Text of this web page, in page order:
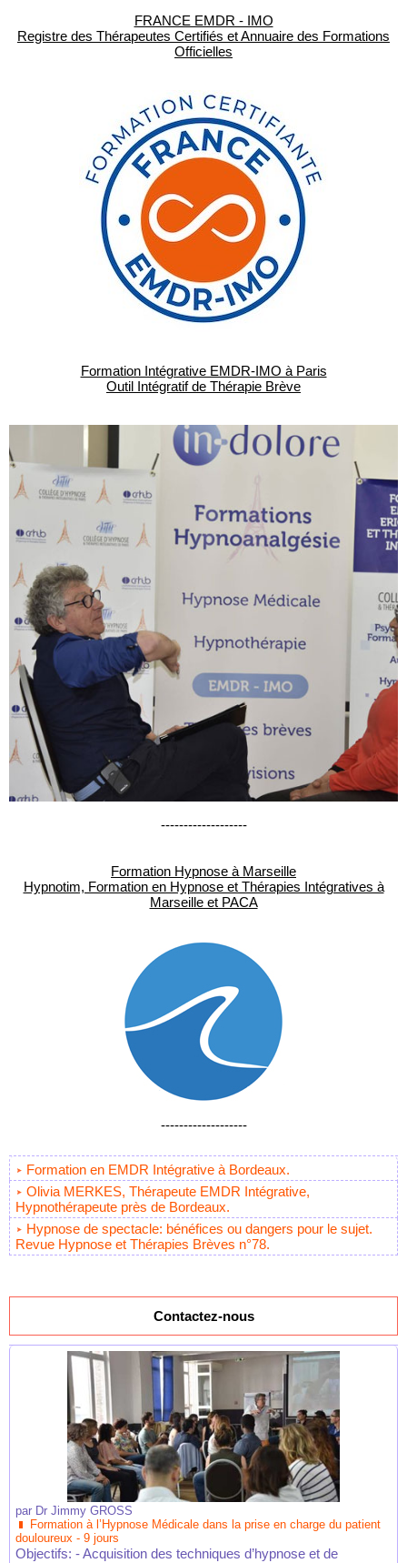
FRANCE EMDR - IMO
Registre des Thérapeutes Certifiés et Annuaire des Formations
Officielles
Formation Intégrative EMDR-IMO à Paris
Outil Intégratif de Thérapie Brève
-------------------
Formation Hypnose à Marseille
Hypnotim, Formation en Hypnose et Thérapies Intégratives à
Marseille et PACA
-------------------
Formation en EMDR Intégrative à Bordeaux.
Olivia MERKES, Thérapeute EMDR Intégrative,
Hypnothérapeute près de Bordeaux.
Hypnose de spectacle: bénéfices ou dangers pour le sujet.
Revue Hypnose et Thérapies Brèves n°78.
Contactez-nous
par Dr Jimmy GROSS
Formation à l’Hypnose Médicale dans la prise en charge du patient
douloureux - 9 jours
Objectifs: - Acquisition des techniques d’hypnose et de